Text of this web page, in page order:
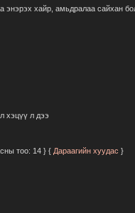
хайр, амьдралаа сайхан
хэцүү л дээ
тоо: 14 } { Дараагийн хуудас }